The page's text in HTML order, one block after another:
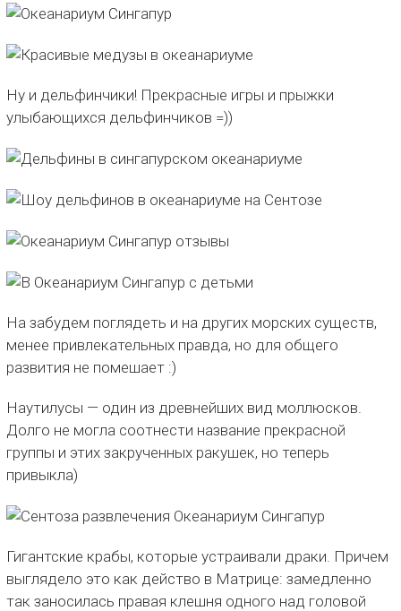
Ну и дельфинчики! Прекрасные игры и прыжки
улыбающихся дельфинчиков =))
На забудем поглядеть и на других морских существ,
менее привлекательных правда, но для общего
развития не помешает :)
Наутилусы — один из древнейших вид моллюсков.
Долго не могла соотнести название прекрасной
группы и этих закрученных ракушек, но теперь
привыкла)
Гигантские крабы, которые устраивали драки. Причем
выглядело это как действо в Матрице: замедленно
так заносилась правая клешня одного над головой